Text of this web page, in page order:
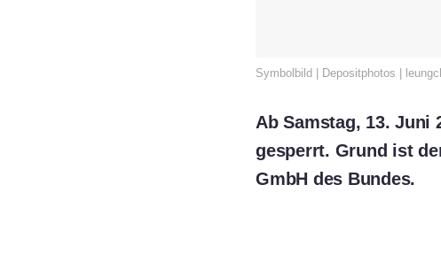
Symbolbild | Depositphotos |
Ab Samstag, 13. Juni
gesperrt. Grund ist
GmbH des Bundes.